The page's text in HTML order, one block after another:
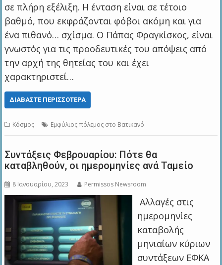
σε πλήρη εξέλιξη. Η ένταση είναι σε τέτοιο
βαθμό, που εκφράζονται φόβοι ακόμη και για
ένα πιθανό… σχίσμα. Ο Πάπας Φραγκίσκος, είναι
γνωστός για τις προοδευτικές του απόψεις από
την αρχή της θητείας του και έχει
χαρακτηριστεί…
ΔΙΑΒΆΣΤΕ ΠΕΡΙΣΣΌΤΕΡΑ
Κόσμος Εμφύλιος πόλεμος στο Βατικανό
Συντάξεις Φεβρουαρίου: Πότε θα
καταβληθούν, οι ημερομηνίες ανά Ταμείο
8 Ιανουαρίου, 2023 Permissos Newsroom
Αλλαγές στις
ημερομηνίες
καταβολής
μηνιαίων κύριων
συντάξεων ΕΦΚΑ